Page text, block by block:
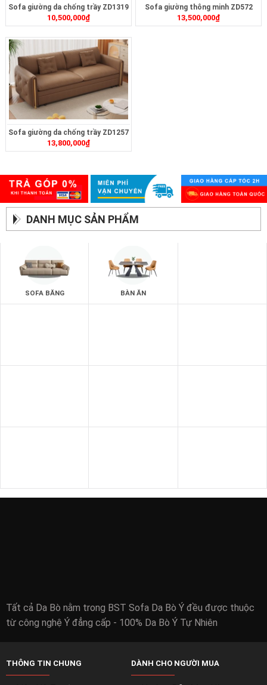
Sofa giường da chống trầy ZD1319
10,500,000₫
Sofa giường thông minh ZD572
13,500,000₫
Sofa giường da chống trầy ZD1257
13,800,000₫
DANH MỤC SẢN PHẨM
SOFA BĂNG BÀN ĂN
Tất cả Da Bò nằm trong BST Sofa Da Bò Ý đều được thuộc